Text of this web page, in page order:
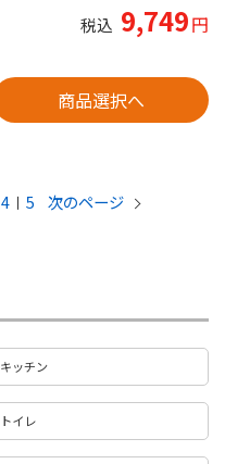
税込 9,749円
商品選択へ
4 5 次のページ
キッチン
トイレ